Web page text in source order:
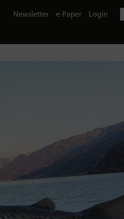
Newsletter e-Paper Login